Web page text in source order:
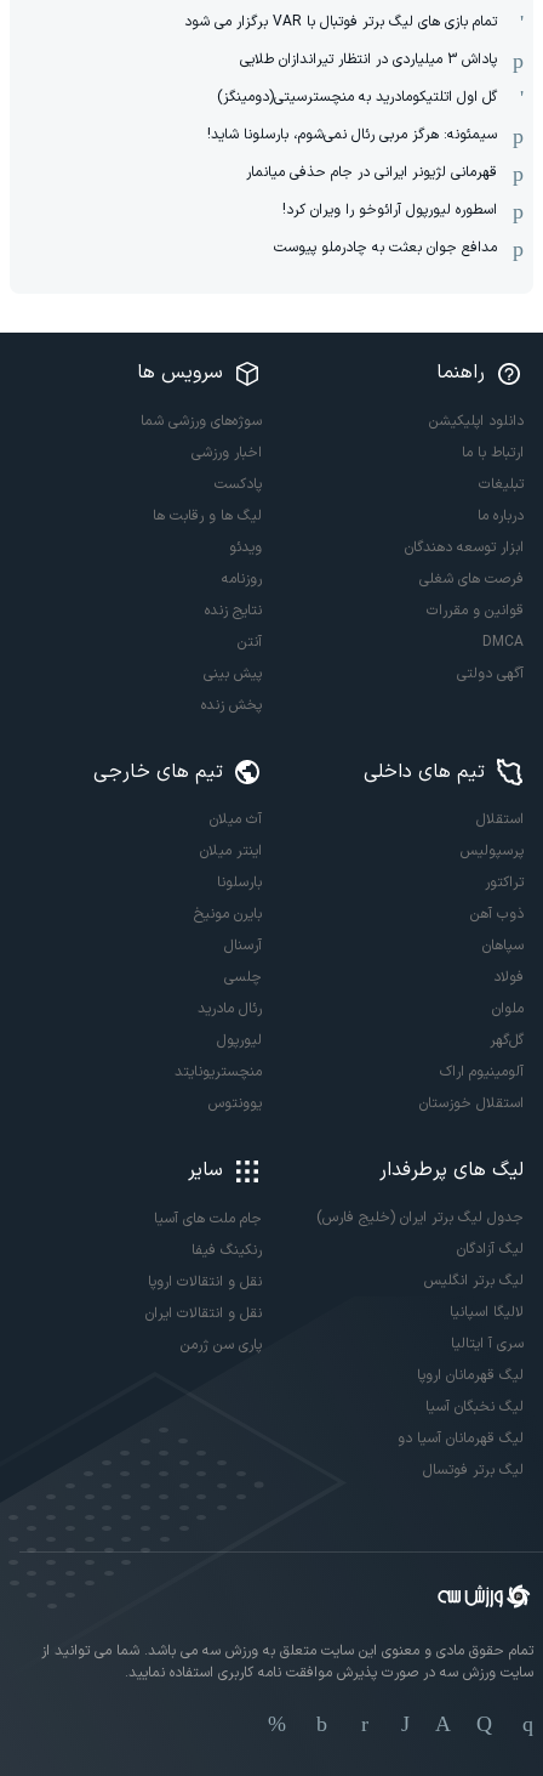
تمام بازی های لیگ برتر فوتبال با VAR برگزار می شود
پاداش 3 میلیاردی در انتظار تیراندازان طلایی
گل اول اتلتیکومادرید به منچسترسیتی(دومینگز)
سیمئونه: هرگز مربی رئال نمی‌شوم، بارسلونا شاید!
قهرمانی لژیونر ایرانی در جام حذفی میانمار
اسطوره لیورپول آرائوخو را ویران کرد!
مدافع جوان بعثت به چادرملو پیوست
راهنما
دانلود اپلیکیشن
ارتباط با ما
تبلیغات
درباره ما
ابزار توسعه دهندگان
فرصت های شغلی
قوانین و مقررات
DMCA
آگهی دولتی
سرویس ها
سوژه‌های ورزشی شما
اخبار ورزشی
پادکست
لیگ ها و رقابت ها
ویدئو
روزنامه
نتایج زنده
آنتن
پیش بینی
پخش زنده
تیم های داخلی
استقلال
پرسپولیس
تراکتور
ذوب آهن
سپاهان
فولاد
ملوان
گل‌گهر
آلومینیوم اراک
استقلال خوزستان
تیم های خارجی
آث میلان
اینتر میلان
بارسلونا
بایرن مونیخ
آرسنال
چلسی
رئال مادرید
لیورپول
منچستریونایتد
یوونتوس
لیگ های پرطرفدار
جدول لیگ برتر ایران (خلیج فارس)
لیگ آزادگان
لیگ برتر انگلیس
لالیگا اسپانیا
سری آ ایتالیا
لیگ قهرمانان اروپا
لیگ نخبگان آسیا
لیگ قهرمانان آسیا دو
لیگ برتر فوتسال
سایر
جام ملت های آسیا
رنکینگ فیفا
نقل و انتقالات اروپا
نقل و انتقالات ایران
پاری سن ژرمن
تمام حقوق مادی و معنوی این سایت متعلق به ورزش سه می باشد. شما می توانید از
سایت ورزش سه در صورت پذیرش موافقت نامه کاربری استفاده نمایید.